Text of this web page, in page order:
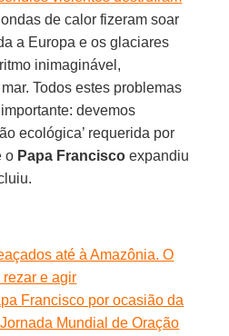
ondas de calor fizeram soar
a Europa e os glaciares
inimaginável,
Todos estes problemas
devemos
ecológica’ requerida por
o Papa Francisco expandiu
até à Amazônia. O
e agir
Francisco por ocasião da
Mundial de Oração